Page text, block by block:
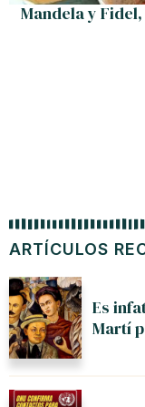
ARTÍCULOS
Es
Martí
Mandela y